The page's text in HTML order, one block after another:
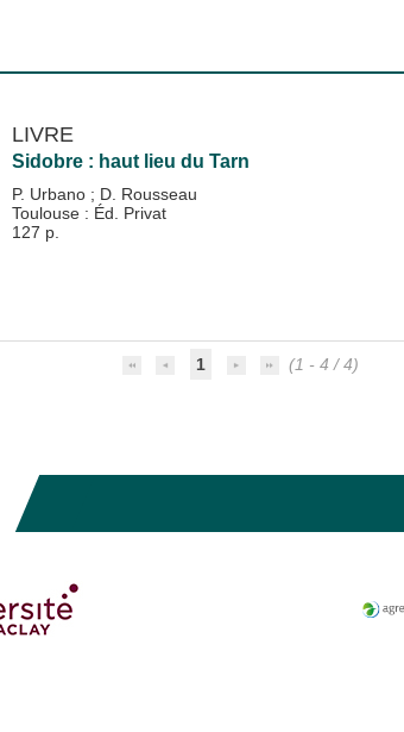
LIVRE
Sidobre : haut lieu du Tarn
P. Urbano ; D. Rousseau
Toulouse : Éd. Privat
127 p.
1 (1 - 4 / 4)